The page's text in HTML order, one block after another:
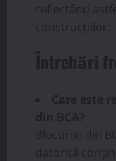
reflectând
construcțiilor.
Întrebări
Care este
din BCA?
Blocurile din
datorită